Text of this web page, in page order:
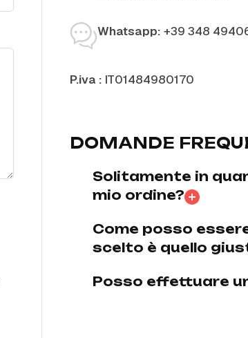
Whatsapp: +39 348
P.iva : IT01484980170
DOMANDE
Solitamente in
mio ordine?
Come posso
scelto è quello
Posso effettuare